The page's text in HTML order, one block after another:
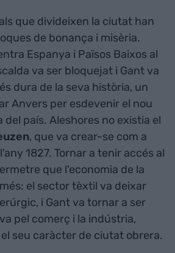
que divideixen la ciutat han
de bonança i misèria.
Espanya i Països Baixos al
va ser bloquejat i Gant va
dura de la seva història, un
Anvers per esdevenir el nou
país. Aleshores no existia el
, que va crear-se com a
1827. Tornar a tenir accés al
que l'economia de la
el sector tèxtil va deixar
i Gant va tornar a ser
pel comerç i la indústria,
seu caràcter de ciutat obrera.